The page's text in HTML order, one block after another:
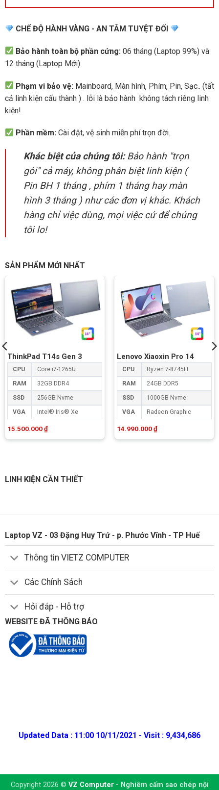
CHẾ ĐỘ HÀNH VÀNG - AN TÂM TUYỆT ĐỐI
Bảo hành toàn bộ phần cứng: 06 tháng (Laptop 99%) và
12 tháng (Laptop Mới).
Phạm vi bảo vệ: Mainboard, Màn hình, Phím, Pin, Sạc.. (tất
cả linh kiện cấu thành ) . lỗi là bảo hành không tách riêng linh
kiện!
Phần mềm: Cài đặt, vệ sinh miễn phí trọn đời.
Khác biệt của chúng tôi:Bảo hành "trọn
gói" cả máy, không phân biệt linh kiện (
Pin BH 1 tháng , phím 1 tháng hay màn
hình 3 tháng ) như các đơn vị khác. Khách
hàng chỉ việc dùng, mọi việc cứ để chúng
tôi lo!
SẢN PHẨM MỚI NHẤT
ThinkPad T14s Gen 3
CPU Core i7-1265U
RAM 32GB DDR4
SSD 256GB Nvme
VGA Intel® Iris® Xe
15.500.000₫
Lenovo Xiaoxin Pro 14
CPU Ryzen 7-8745H
RAM 24GB DDR5
SSD 1000GB Nvme
VGA Radeon Graphic
14.990.000₫
LINH KIỆN CẦN THIẾT
Laptop VZ - 03 Đặng Huy Trứ - p. Phước Vĩnh - TP Huế
Thông tin VIETZ COMPUTER
Các Chính Sách
Hỏi đáp - Hỗ trợ
WEBSITE ĐÃ THÔNG BÁO
Updated Data : 11:00 10/11/2021 - Visit : 9,434,686
Copyright 2026 © VZ Computer- Nghiêm cấm sao chép nội